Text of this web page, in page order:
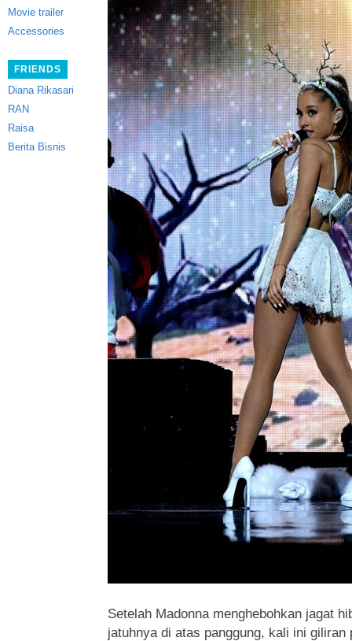
Movie trailer
Accessories
FRIENDS
Diana Rikasari
RAN
Raisa
Berita Bisnis
Setelah Madonna menghebohkan jagat
jatuhnya di atas panggung, kali ini giliran